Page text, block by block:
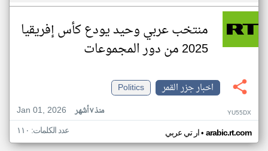
منتخب عربي وحيد يودع كأس إفريقيا
2025 من دور المجموعات
اخبار جزر القمر
Politics
Jan 01, 2026
منذ ٧ أشهر YU55DX
ار تي عربي• arabic.rt.com عدد الكلمات: ١١٠